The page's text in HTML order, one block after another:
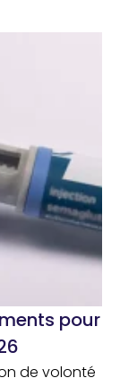
pour
de volonté